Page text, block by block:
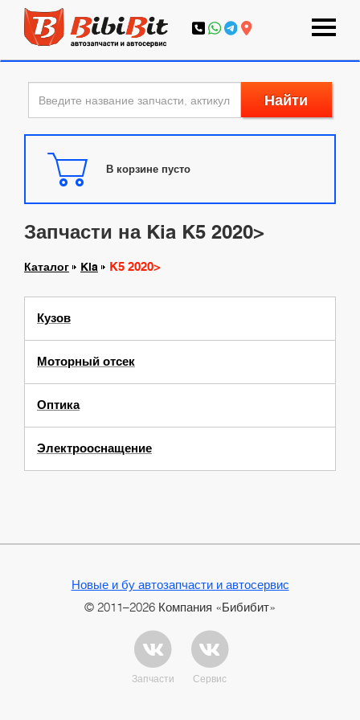
Найти
В корзине пусто
Запчасти на Kia K5 2020>
Каталог Kia K5 2020>
Кузов
Моторный отсек
Оптика
Электрооснащение
Новые и бу автозапчасти и автосервис
© 2011–2026 Компания «Бибибит»
Запчасти Сервис